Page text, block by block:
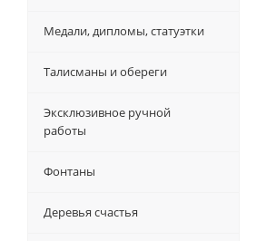
Медали, дипломы, статуэтки
Талисманы и обереги
Эксклюзивное ручной
работы
Фонтаны
Деревья счастья